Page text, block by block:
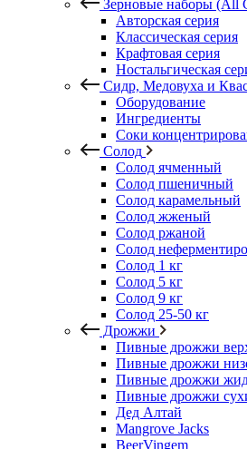
Зерновые наборы (All
Авторская серия
Классическая серия
Крафтовая серия
Ностальгическая
Сидр, Медовуха и
Оборудование
Ингредиенты
Соки
Солод
Солод ячменный
Солод пшеничный
Солод карамельный
Солод жженый
Солод ржаной
Солод
Солод 1 кг
Солод 5 кг
Солод 9 кг
Солод 25-50 кг
Дрожжи
Пивные дрожжи
Пивные дрожжи
Пивные дрожжи
Пивные дрожжи
Дед Алтай
Mangrove Jacks
BeerVingem